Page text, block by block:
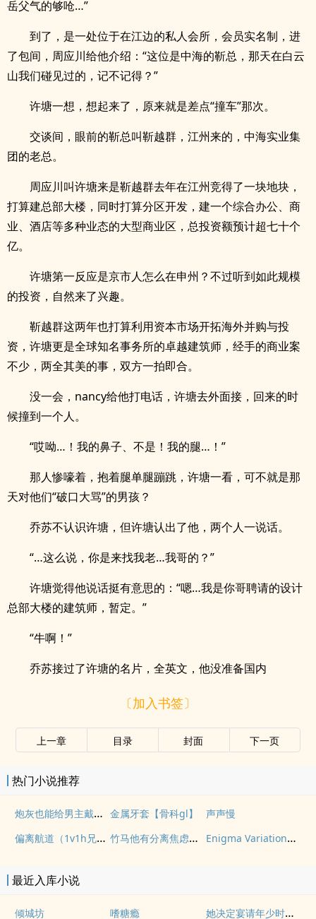
岳父气的够呛…”
到了，是一处位于在江边的私人会所，会员实名制，进
了包间，周应川给他介绍：“这位是中海的靳总，那天在白云
山我们碰见过的，记不记得？”
许塘一想，想起来了，原来就是差点“撞车”那次。
交谈间，眼前的靳总叫靳越群，江州来的，中海实业集
团的老总。
周应川叫许塘来是靳越群去年在江州竞得了一块地块，
打算建总部大楼，同时打算分区开发，建一个综合办公、商
业、酒店等多种业态的大型商业区，总投资额预计超七十个
亿。
许塘第一反应是京市人怎么在申州？不过听到如此规模
的投资，自然来了兴趣。
靳越群这两年也打算利用资本市场开拓海外并购与投
资，许塘更是全球知名事务所的卓越建筑师，经手的商业案
不少，两全其美的事，双方一拍即合。
没一会，nancy给他打电话，许塘去外面接，回来的时
候撞到一个人。
“哎呦…！我的鼻子、不是！我的腿…！”
那人惨嚎着，抱着腿单腿蹦跳，许塘一看，可不就是那
天对他们“破口大骂”的男孩？
乔苏不认识许塘，但许塘认出了他，两个人一说话。
“…这么说，你是来找我老…我哥的？”
许塘觉得他说话挺有意思的：“嗯…我是你哥聘请的设计
总部大楼的建筑师，暂定。”
“牛啊！”
乔苏接过了许塘的名片，全英文，他没准备国内
〔加入书签〕
上一章 目录 封面 下一页
热门小说推荐
炮灰也能给男主戴绿帽吗(NP) 金属牙套【骨科gl】 声声慢
偏离航道（1v1h兄妹骨科bg） 竹马他有分离焦虑（1v1） Enigma Variation（二战德国）
最近入库小说
倾城坊 嗜糖瘾 她决定宴请年少时的自己（1v1H）